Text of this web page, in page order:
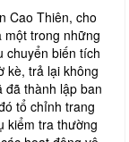
Cao Thiên, cho
một trong những
chuyển biến tích
kè, trả lại không
đã thành lập ban
tổ chỉnh trang
kiểm tra thường